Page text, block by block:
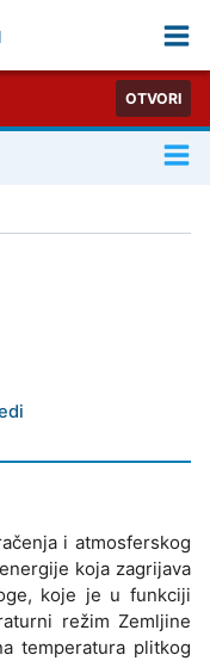
OTVORI
i atmosferskog
koja zagrijava
koje je u funkciji
režim Zemljine
temperatura plitkog